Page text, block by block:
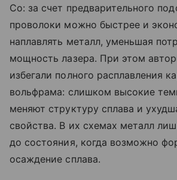
Co: за счет предварительного
проволоки можно быстрее и
наплавлять металл, уменьшая
мощность лазера. При этом
избегали полного расплавления
вольфрама: слишком высокие
меняют структуру сплава и
свойства. В их схемах металл
до состояния, когда возможно
осаждение сплава.